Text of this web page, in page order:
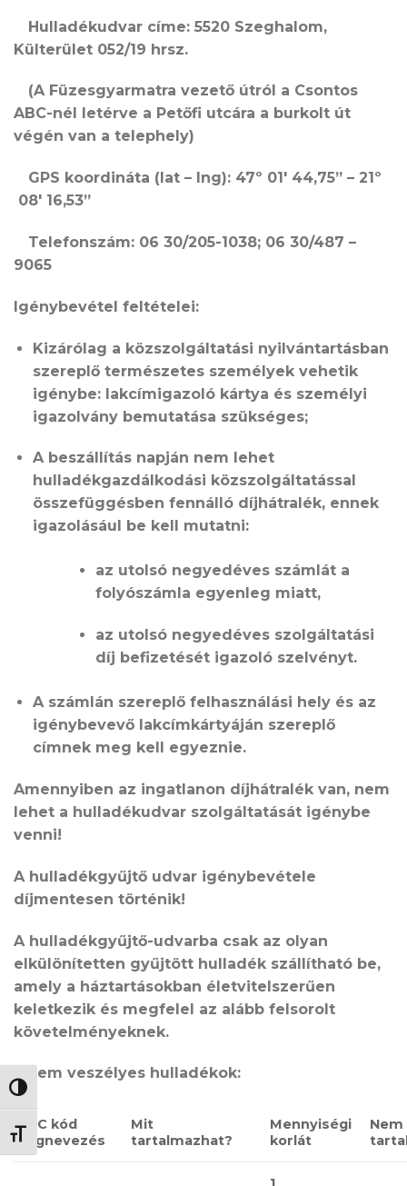
NAGY KONTRASZT VÁLTÁSA
BETŰMÉRET VÁLTÁSA
Hulladékudvar címe: 5520 Szeghalom,
Külterület 052/19 hrsz.
(A Füzesgyarmatra vezető útról a Csontos
ABC-nél letérve a Petőfi utcára a burkolt út
végén van a telephely)
GPS koordináta ​​ (lat – lng): 47º 01′ 44,75” – 21º​​
08′ 16,53”
Telefonszám: 06 30/205-1038; 06 30/487 –
9065
Igénybevétel feltételei:
Kizárólag a közszolgáltatási nyilvántartásban
szereplő természetes személyek vehetik
igénybe: lakcímigazoló kártya és személyi
igazolvány bemutatása szükséges;
A​​ beszállítás napján nem lehet
hulladékgazdálkodási közszolgáltatással
összefüggésben fennálló díjhátralék, ennek
igazolásául be kell mutatni:
az utolsó negyedéves számlát a
folyószámla egyenleg miatt,
az utolsó negyedéves szolgáltatási
díj befizetését igazoló szelvényt.
A számlán szereplő felhasználási hely és az
igénybevevő lakcímkártyáján szereplő
címnek meg kell egyeznie.
Amennyiben az ingatlanon díjhátralék van, nem
lehet a hulladékudvar szolgáltatását igénybe
venni!
A hulladékgyűjtő udvar igénybevétele
díjmentesen történik!
A hulladékgyűjtő-udvarba csak az olyan
elkülönítetten gyűjtött hulladék szállítható be,
amely a háztartásokban életvitelszerűen
keletkezik és megfelel az alább felsorolt
követelményeknek.
I. Nem veszélyes hulladékok:
EWC kód
Megnevezés
Mit
tartalmazhat?
Mennyiségi
korlát
Nem